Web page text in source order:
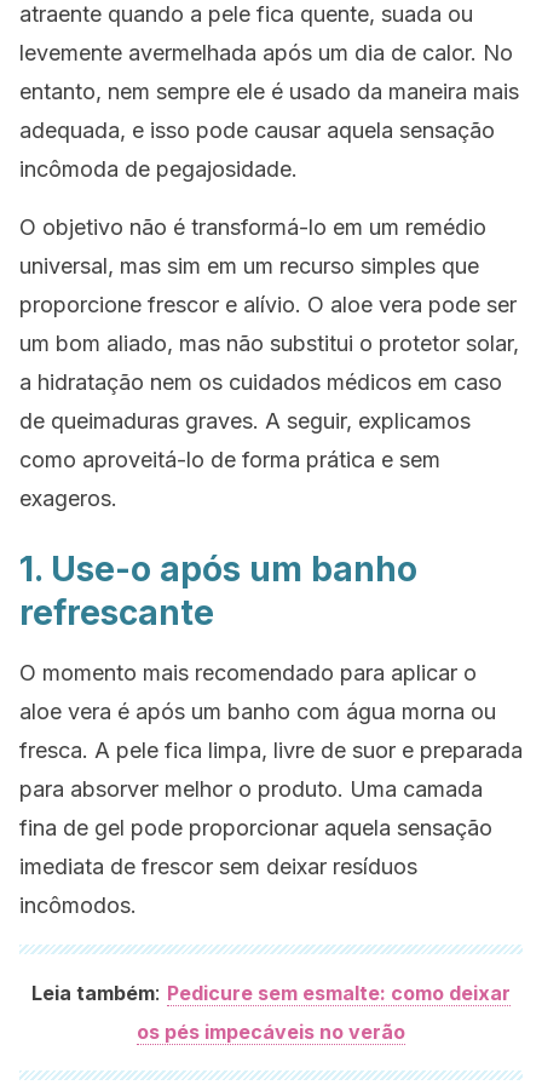
atraente quando a pele fica quente, suada ou
levemente avermelhada após um dia de calor. No
entanto, nem sempre ele é usado da maneira mais
adequada, e isso pode causar aquela sensação
incômoda de pegajosidade.
O objetivo não é transformá-lo em um remédio
universal, mas sim em um recurso simples que
proporcione frescor e alívio. O aloe vera pode ser
um bom aliado, mas não substitui o protetor solar,
a hidratação nem os cuidados médicos em caso
de queimaduras graves. A seguir, explicamos
como aproveitá-lo de forma prática e sem
exageros.
1. Use-o após um banho
refrescante
O momento mais recomendado para aplicar o
aloe vera é após um banho com água morna ou
fresca. A pele fica limpa, livre de suor e preparada
para absorver melhor o produto. Uma camada
fina de gel pode proporcionar aquela sensação
imediata de frescor sem deixar resíduos
incômodos.
Leia também: Pedicure sem esmalte: como deixar
os pés impecáveis no verão